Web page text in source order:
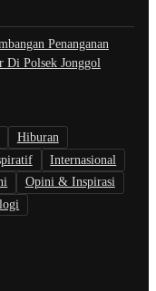
Penanganan
Di Polsek Jonggol
Hiburan
Internasional
Opini & Inspirasi